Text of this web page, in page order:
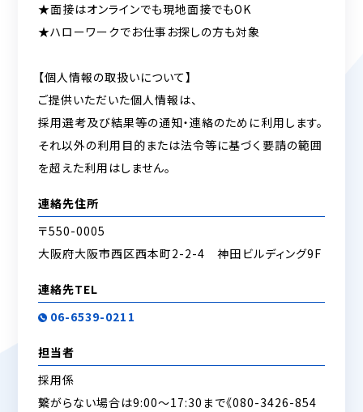
★面接はオンラインでも現地面接でもOK
★ハローワークでお仕事お探しの方も対象
【個人情報の取扱いについて】
ご提供いただいた個人情報は、
採用選考及び結果等の通知・連絡のために利用します。
それ以外の利用目的または法令等に基づく要請の範囲
を超えた利用はしません。
連絡先住所
〒550-0005
大阪府大阪市西区西本町2-2-4 神田ビルディング9F
連絡先TEL
06-6539-0211
担当者
採用係
繋がらない場合は9:00～17:30まで《080-3426-854